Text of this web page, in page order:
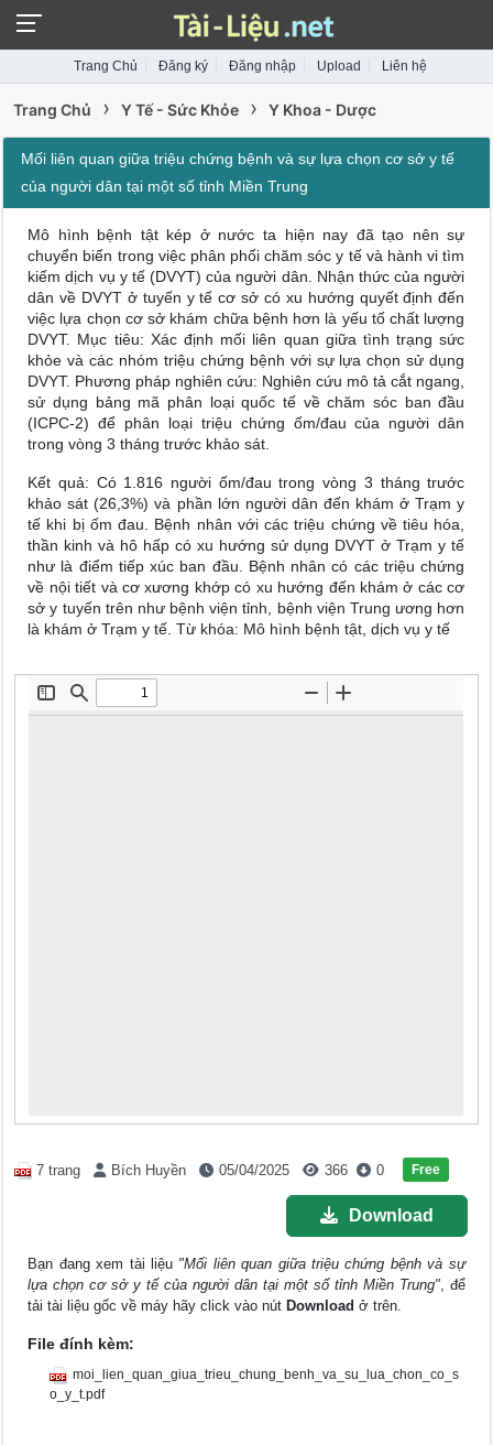
Trang Chủ Đăng ký Đăng nhập Upload Liên hệ
Trang Chủ › Y Tế - Sức Khỏe › Y Khoa - Dược
Mối liên quan giữa triệu chứng bệnh và sự lựa chọn cơ sở y tế
của người dân tại một số tỉnh Miền Trung
Mô hình bệnh tật kép ở nước ta hiện nay đã tạo nên sự
chuyển biến trong việc phân phối chăm sóc y tế và hành vi tìm
kiếm dịch vụ y tế (DVYT) của người dân. Nhận thức của người
dân về DVYT ở tuyến y tế cơ sở có xu hướng quyết định đến
việc lựa chọn cơ sở khám chữa bệnh hơn là yếu tố chất lượng
DVYT. Mục tiêu: Xác định mối liên quan giữa tình trạng sức
khỏe và các nhóm triệu chứng bệnh với sự lựa chọn sử dụng
DVYT. Phương pháp nghiên cứu: Nghiên cứu mô tả cắt ngang,
sử dụng bảng mã phân loại quốc tế về chăm sóc ban đầu
(ICPC-2) để phân loại triệu chứng ốm/đau của người dân
trong vòng 3 tháng trước khảo sát.
Kết quả: Có 1.816 người ốm/đau trong vòng 3 tháng trước
khảo sát (26,3%) và phần lớn người dân đến khám ở Trạm y
tế khi bị ốm đau. Bệnh nhân với các triệu chứng về tiêu hóa,
thần kinh và hô hấp có xu hướng sử dụng DVYT ở Trạm y tế
như là điểm tiếp xúc ban đầu. Bệnh nhân có các triệu chứng
về nội tiết và cơ xương khớp có xu hướng đến khám ở các cơ
sở y tuyến trên như bệnh viện tỉnh, bệnh viện Trung ương hơn
là khám ở Trạm y tế. Từ khóa: Mô hình bệnh tật, dịch vụ y tế
7 trang Bích Huyền 05/04/2025 366 0 Free
Download
Bạn đang xem tài liệu "Mối liên quan giữa triệu chứng bệnh và sự
lựa chọn cơ sở y tế của người dân tại một số tỉnh Miền Trung", để
tải tài liệu gốc về máy hãy click vào nút Download ở trên.
File đính kèm:
moi_lien_quan_giua_trieu_chung_benh_va_su_lua_chon_co_s
o_y_t.pdf